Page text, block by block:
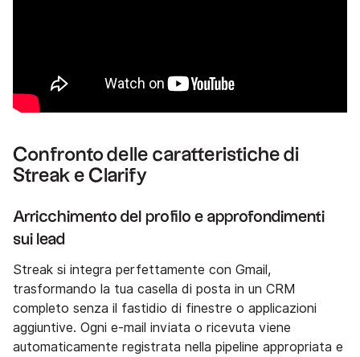
Confronto delle caratteristiche di
Streak e Clarify
Arricchimento del profilo e approfondimenti
sui lead
Streak si integra perfettamente con Gmail,
trasformando la tua casella di posta in un CRM
completo senza il fastidio di finestre o applicazioni
aggiuntive. Ogni e-mail inviata o ricevuta viene
automaticamente registrata nella pipeline appropriata e